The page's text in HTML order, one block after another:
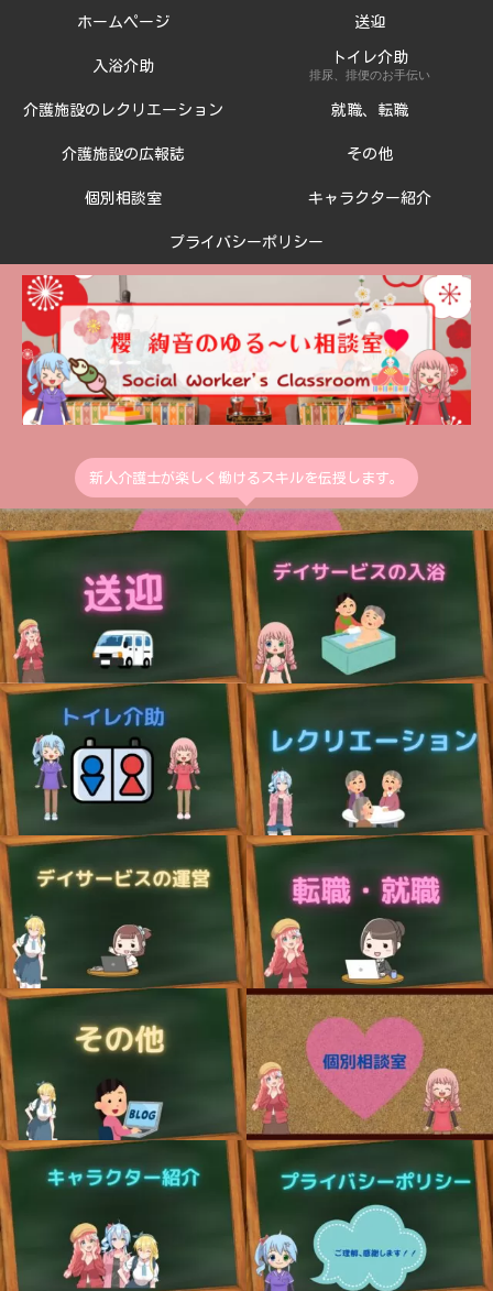
新人介護士が楽しく働けるスキルを伝授します。
ホームページ 送迎
入浴介助
トイレ介助
排尿、排便のお手伝い
介護施設のレクリエーション 就職、転職
介護施設の広報誌 その他
個別相談室 キャラクター紹介
プライバシーポリシー